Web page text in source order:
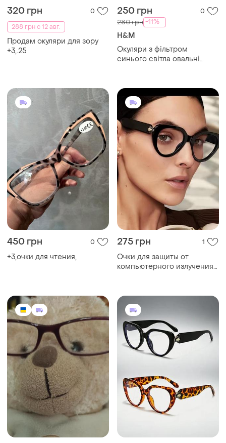
320 грн
0
288 грн с 12 авг.
Продам окуляри для зору
+3,.25
250 грн 0
280 грн -11%
H&M
Окуляри з фільтром
синього світла овальні
450 грн 0
+3,очки для чтения,
275 грн 1
Очки для защиты от
компьютерного излучения